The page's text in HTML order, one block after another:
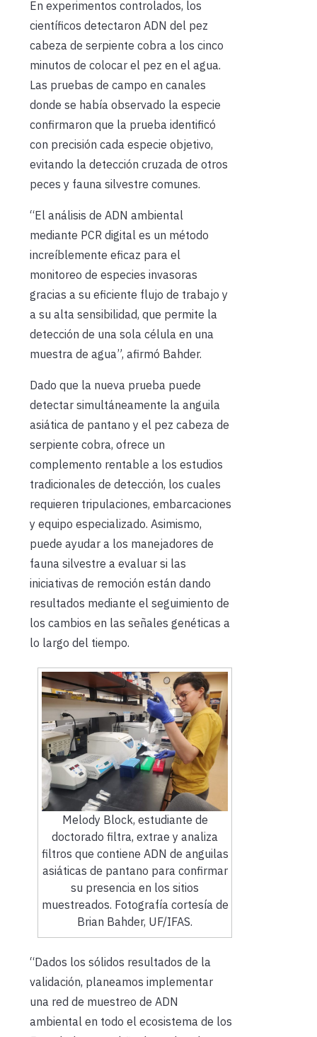
En experimentos controlados, los
científicos detectaron ADN del pez
cabeza de serpiente cobra a los cinco
minutos de colocar el pez en el agua.
Las pruebas de campo en canales
donde se había observado la especie
confirmaron que la prueba identificó
con precisión cada especie objetivo,
evitando la detección cruzada de otros
peces y fauna silvestre comunes.
“El análisis de ADN ambiental
mediante PCR digital es un método
increíblemente eficaz para el
monitoreo de especies invasoras
gracias a su eficiente flujo de trabajo y
a su alta sensibilidad, que permite la
detección de una sola célula en una
muestra de agua”, afirmó Bahder.
Dado que la nueva prueba puede
detectar simultáneamente la anguila
asiática de pantano y el pez cabeza de
serpiente cobra, ofrece un
complemento rentable a los estudios
tradicionales de detección, los cuales
requieren tripulaciones, embarcaciones
y equipo especializado. Asimismo,
puede ayudar a los manejadores de
fauna silvestre a evaluar si las
iniciativas de remoción están dando
resultados mediante el seguimiento de
los cambios en las señales genéticas a
lo largo del tiempo.
Melody Block, estudiante de
doctorado filtra, extrae y analiza
filtros que contiene ADN de anguilas
asiáticas de pantano para confirmar
su presencia en los sitios
muestreados. Fotografía cortesía de
Brian Bahder, UF/IFAS.
“Dados los sólidos resultados de la
validación, planeamos implementar
una red de muestreo de ADN
ambiental en todo el ecosistema de los